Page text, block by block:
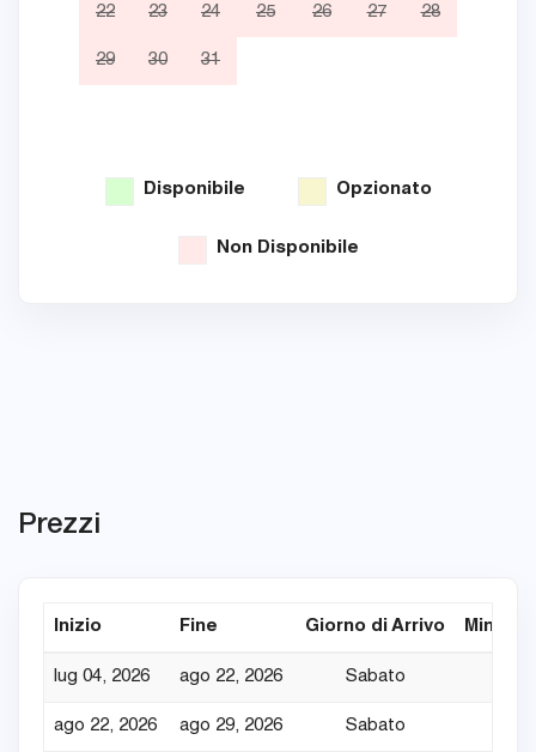
22 23 24 25 26 27 28
29 30 31
Disponibile Opzionato
Non Disponibile
Prezzi
Inizio Fine Giorno di Arrivo Min.
lug 04, 2026 ago 22, 2026 Sabato
ago 22, 2026 ago 29, 2026 Sabato